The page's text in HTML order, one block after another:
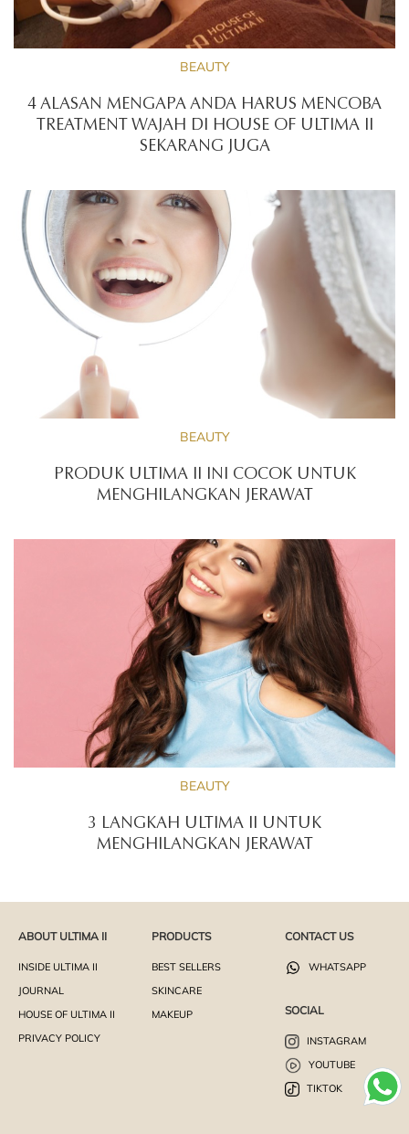
BEAUTY
4 ALASAN MENGAPA ANDA HARUS MENCOBA
TREATMENT WAJAH DI HOUSE OF ULTIMA II
SEKARANG JUGA
BEAUTY
PRODUK ULTIMA II INI COCOK UNTUK
MENGHILANGKAN JERAWAT
BEAUTY
3 LANGKAH ULTIMA II UNTUK
MENGHILANGKAN JERAWAT
ABOUT ULTIMA II
INSIDE ULTIMA II
JOURNAL
HOUSE OF ULTIMA II
PRIVACY POLICY
PRODUCTS
BEST SELLERS
SKINCARE
MAKEUP
CONTACT US
WHATSAPP
SOCIAL
INSTAGRAM
YOUTUBE
TIKTOK